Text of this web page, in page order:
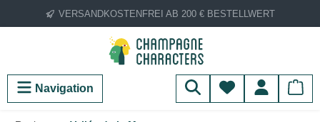
Zum Hauptinhalt springen
VERSANDKOSTENFREI AB 200 € BESTELLWERT
Navigation Du hast 0